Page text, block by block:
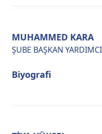
MUHAMMED KARA
ŞUBE BAŞKAN
Biyografi